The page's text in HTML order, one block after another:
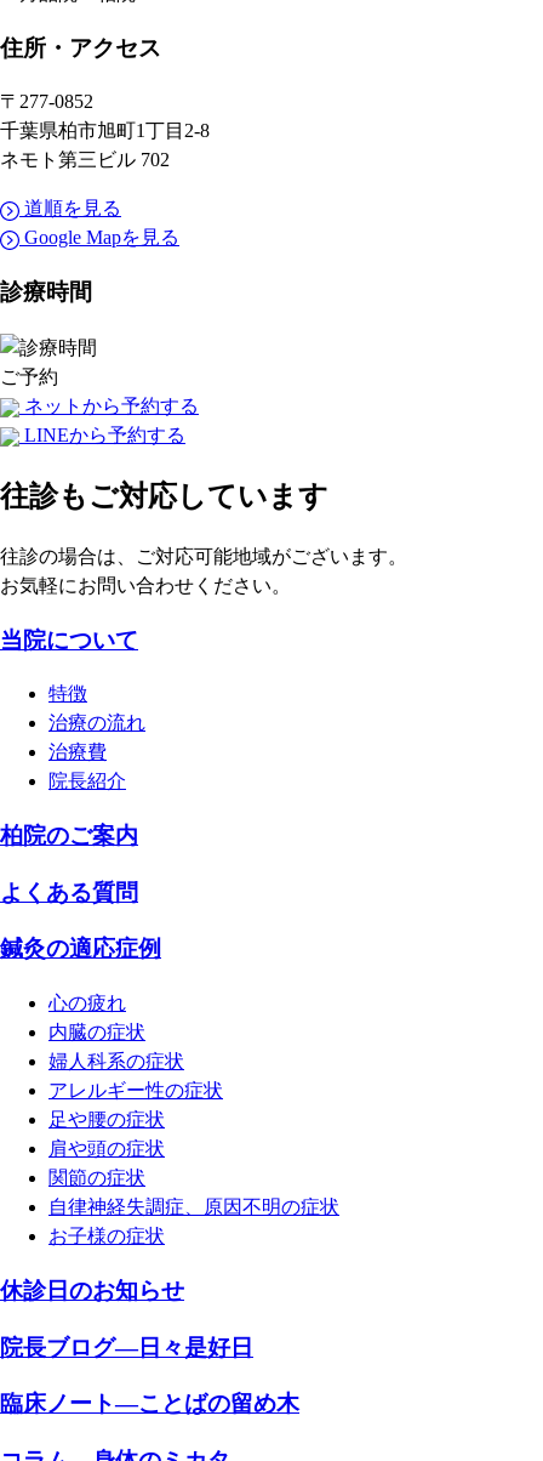
住所 ・アクセス
〒277-0852
千葉県柏市旭町1丁目2-8
ネモト第三ビル 702
道順を見る
Google Mapを見る
診療時間
ご予約
ネットから予約する
LINEから予約する
往診もご対応しています
往診の場合は、ご対応可能地域がございます。
お気軽にお問い合わせください。
当院について
特徴
治療の流れ
治療費
院長紹介
柏院のご案内
よくある質問
鍼灸の適応症例
心の疲れ
内臓の症状
婦人科系の症状
アレルギー性の症状
足や腰の症状
肩や頭の症状
関節の症状
自律神経失調症、原因不明の症状
お子様の症状
休診日のお知らせ
院長ブログ―日々是好日
臨床ノート―ことばの留め木